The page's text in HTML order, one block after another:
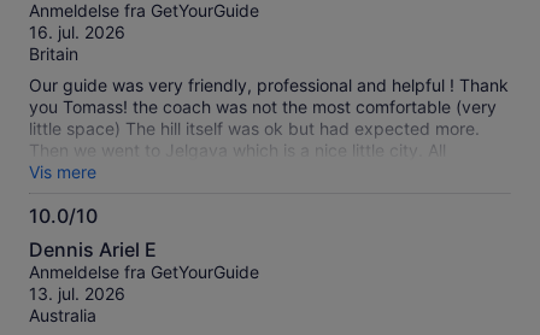
an opportunity to meet new people during the lunch! Thank
you for the day!
af
10
Anmeldelse fra GetYourGuide
16. jul. 2026
Britain
Our guide was very friendly, professional and helpful ! Thank
you Tomass! the coach was not the most comfortable (very
little space) The hill itself was ok but had expected more.
Then we went to Jelgava which is a nice little city. All
together we had a nice and enjoyable trip but it is a long way
from Riga (2h) for what we have done.
Vis mere
10.0/10
10.0
ud
af
10
Dennis Ariel E
Anmeldelse fra GetYourGuide
13. jul. 2026
Australia